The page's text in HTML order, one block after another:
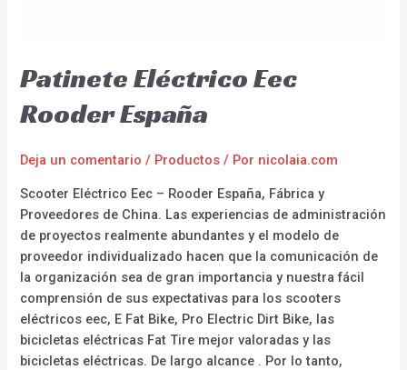
Patinete Eléctrico Eec
Rooder España
Deja un comentario / Productos / Por nicolaia.com
Scooter Eléctrico Eec – Rooder España, Fábrica y
Proveedores de China. Las experiencias de administración
de proyectos realmente abundantes y el modelo de
proveedor individualizado hacen que la comunicación de
la organización sea de gran importancia y nuestra fácil
comprensión de sus expectativas para los scooters
eléctricos eec, E Fat Bike, Pro Electric Dirt Bike, las
bicicletas eléctricas Fat Tire mejor valoradas y las
bicicletas eléctricas. De largo alcance . Por lo tanto,